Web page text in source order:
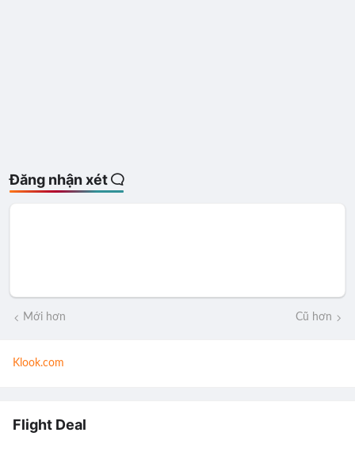
Đăng nhận xét
Mới hơn Cũ hơn
Klook.com
Flight Deal